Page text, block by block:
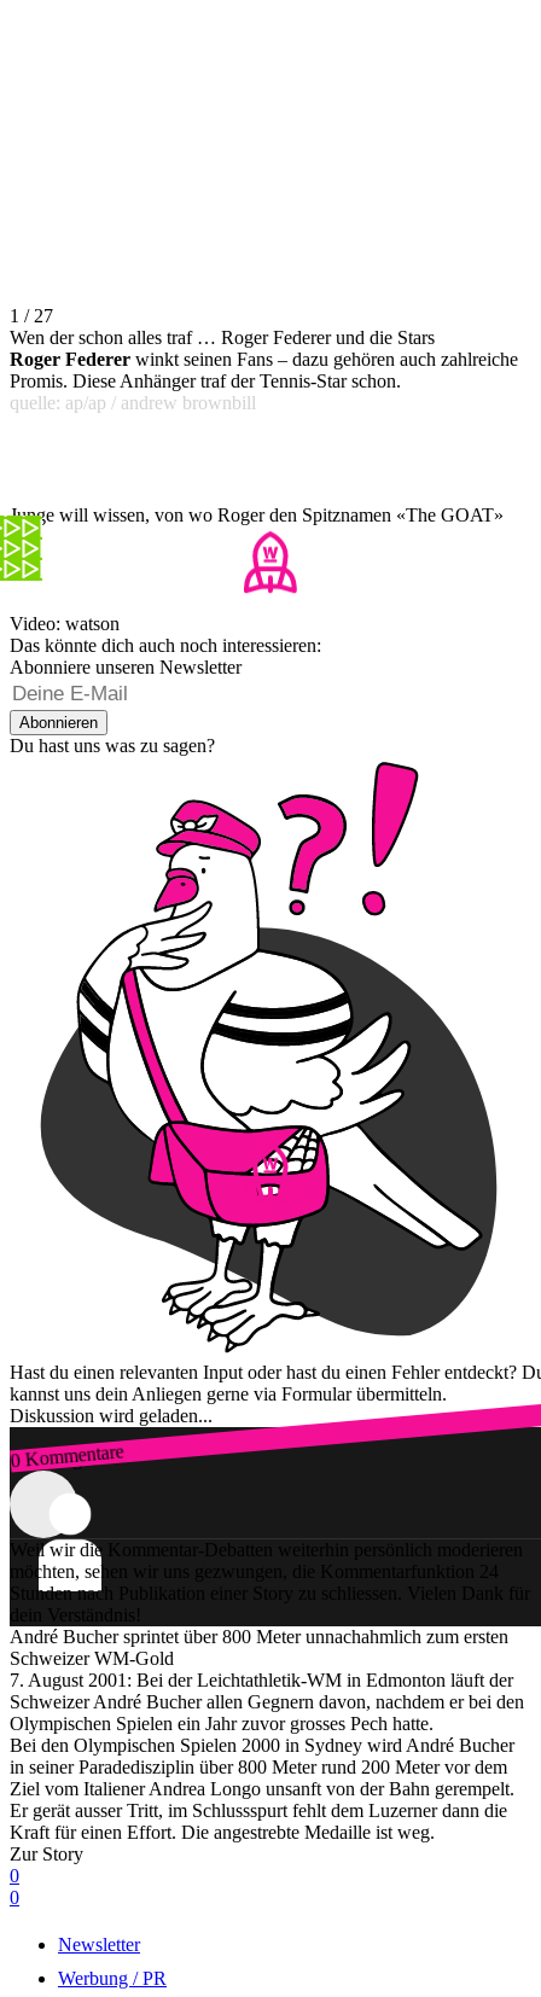
1 / 27
Wen der schon alles traf … Roger Federer und die Stars
Roger Federer winkt seinen Fans – dazu gehören auch zahlreiche
Promis. Diese Anhänger traf der Tennis-Star schon.
quelle: ap/ap / andrew brownbill
Junge will wissen, von wo Roger den Spitznamen «The GOAT»
hat
Video: watson
Das könnte dich auch noch interessieren:
Abonniere unseren Newsletter
Abonnieren
Du hast uns was zu sagen?
Hast du einen relevanten Input oder hast du einen Fehler entdeckt?
kannst uns dein Anliegen gerne via Formular übermitteln.
Diskussion wird geladen...
0 Kommentare
Zum Login
Weil wir die Kommentar-Debatten weiterhin persönlich moderieren
möchten, sehen wir uns gezwungen, die Kommentarfunktion 24
Stunden nach Publikation einer Story zu schliessen. Vielen Dank für
dein Verständnis!
André Bucher sprintet über 800 Meter unnachahmlich zum ersten
Schweizer WM-Gold
7. August 2001: Bei der Leichtathletik-WM in Edmonton läuft der
Schweizer André Bucher allen Gegnern davon, nachdem er bei den
Olympischen Spielen ein Jahr zuvor grosses Pech hatte.
Bei den Olympischen Spielen 2000 in Sydney wird André Bucher
in seiner Paradedisziplin über 800 Meter rund 200 Meter vor dem
Ziel vom Italiener Andrea Longo unsanft von der Bahn gerempelt.
Er gerät ausser Tritt, im Schlussspurt fehlt dem Luzerner dann die
Kraft für einen Effort. Die angestrebte Medaille ist weg.
Zur Story
0
0
Newsletter
Werbung / PR